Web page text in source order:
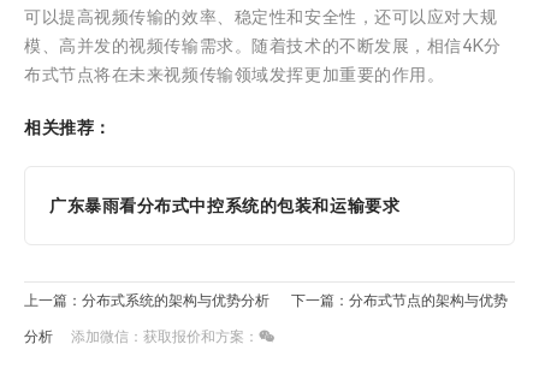
可以提高视频传输的效率、稳定性和安全性，还可以应对大规
模、高并发的视频传输需求。随着技术的不断发展，相信4K分
布式节点将在未来视频传输领域发挥更加重要的作用。
相关推荐：
广东暴雨看分布式中控系统的包装和运输要求
上一篇：分布式系统的架构与优势分析 下一篇：分布式节点的架构与优势
分析 添加微信：获取报价和方案：